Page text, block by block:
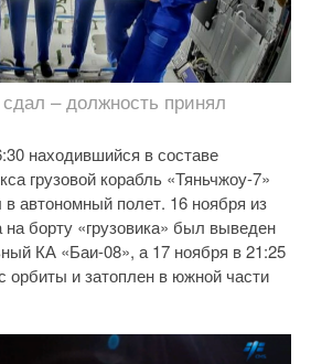
– должность принял
находившийся в составе
грузовой корабль «Тяньчжоу-7»
автономный полет. 16 ноября из
на борту «грузовика» был выведен
КА «Баи-08», а 17 ноября в 21:25
орбиты и затоплен в южной части